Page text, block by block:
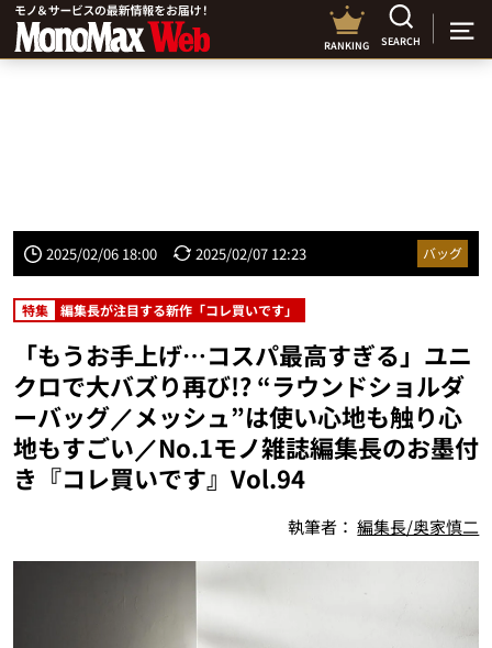
RANKING SEARCH
2025/02/06 18:00 2025/02/07 12:23 バッグ
特集 編集長が注目する新作「コレ買いです」
「もうお手上げ…コスパ最高すぎる」ユニ
クロで大バズり再び!? “ラウンドショルダ
ーバッグ／メッシュ”は使い心地も触り心
地もすごい／No.1モノ雑誌編集長のお墨付
き『コレ買いです』Vol.94
執筆者：編集長/奥家慎二